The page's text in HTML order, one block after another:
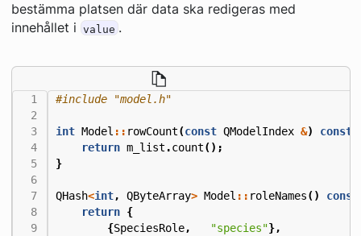
bestämma platsen där data ska redigeras med
innehållet i
value .
#include "model.h"
int Model :: rowCount(const QModelIndex &) const
return m_list .count();
}
QHash<int, QByteArray> Model :: roleNames()
const
return {
{SpeciesRole, "species"},